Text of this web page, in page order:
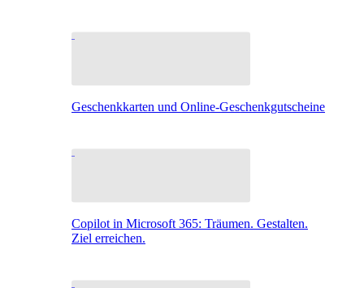
Geschenkkarten und Online-Geschenkgutscheine
Copilot in Microsoft 365: Träumen. Gestalten.
Ziel erreichen.